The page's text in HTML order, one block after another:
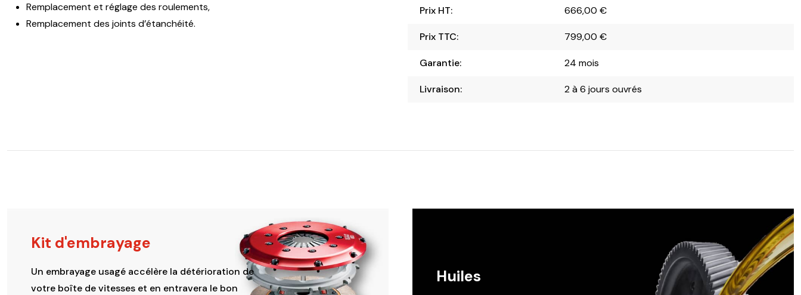
Remplacement et réglage des roulements,
Remplacement des joints d’étanchéité.
Prix HT: 666,00€
Prix TTC: 799,00€
Garantie: 24 mois
Livraison: 2 à 6 jours ouvrés
Kit d'embrayage
Un embrayage usagé accélère la détérioration de
votre boîte de vitesses et en entravera le bon
Huiles